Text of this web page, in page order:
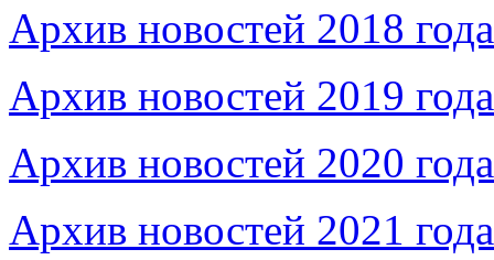
Архив новостей 2018 года
Архив новостей 2019 года
Архив новостей 2020 года
Архив новостей 2021 года